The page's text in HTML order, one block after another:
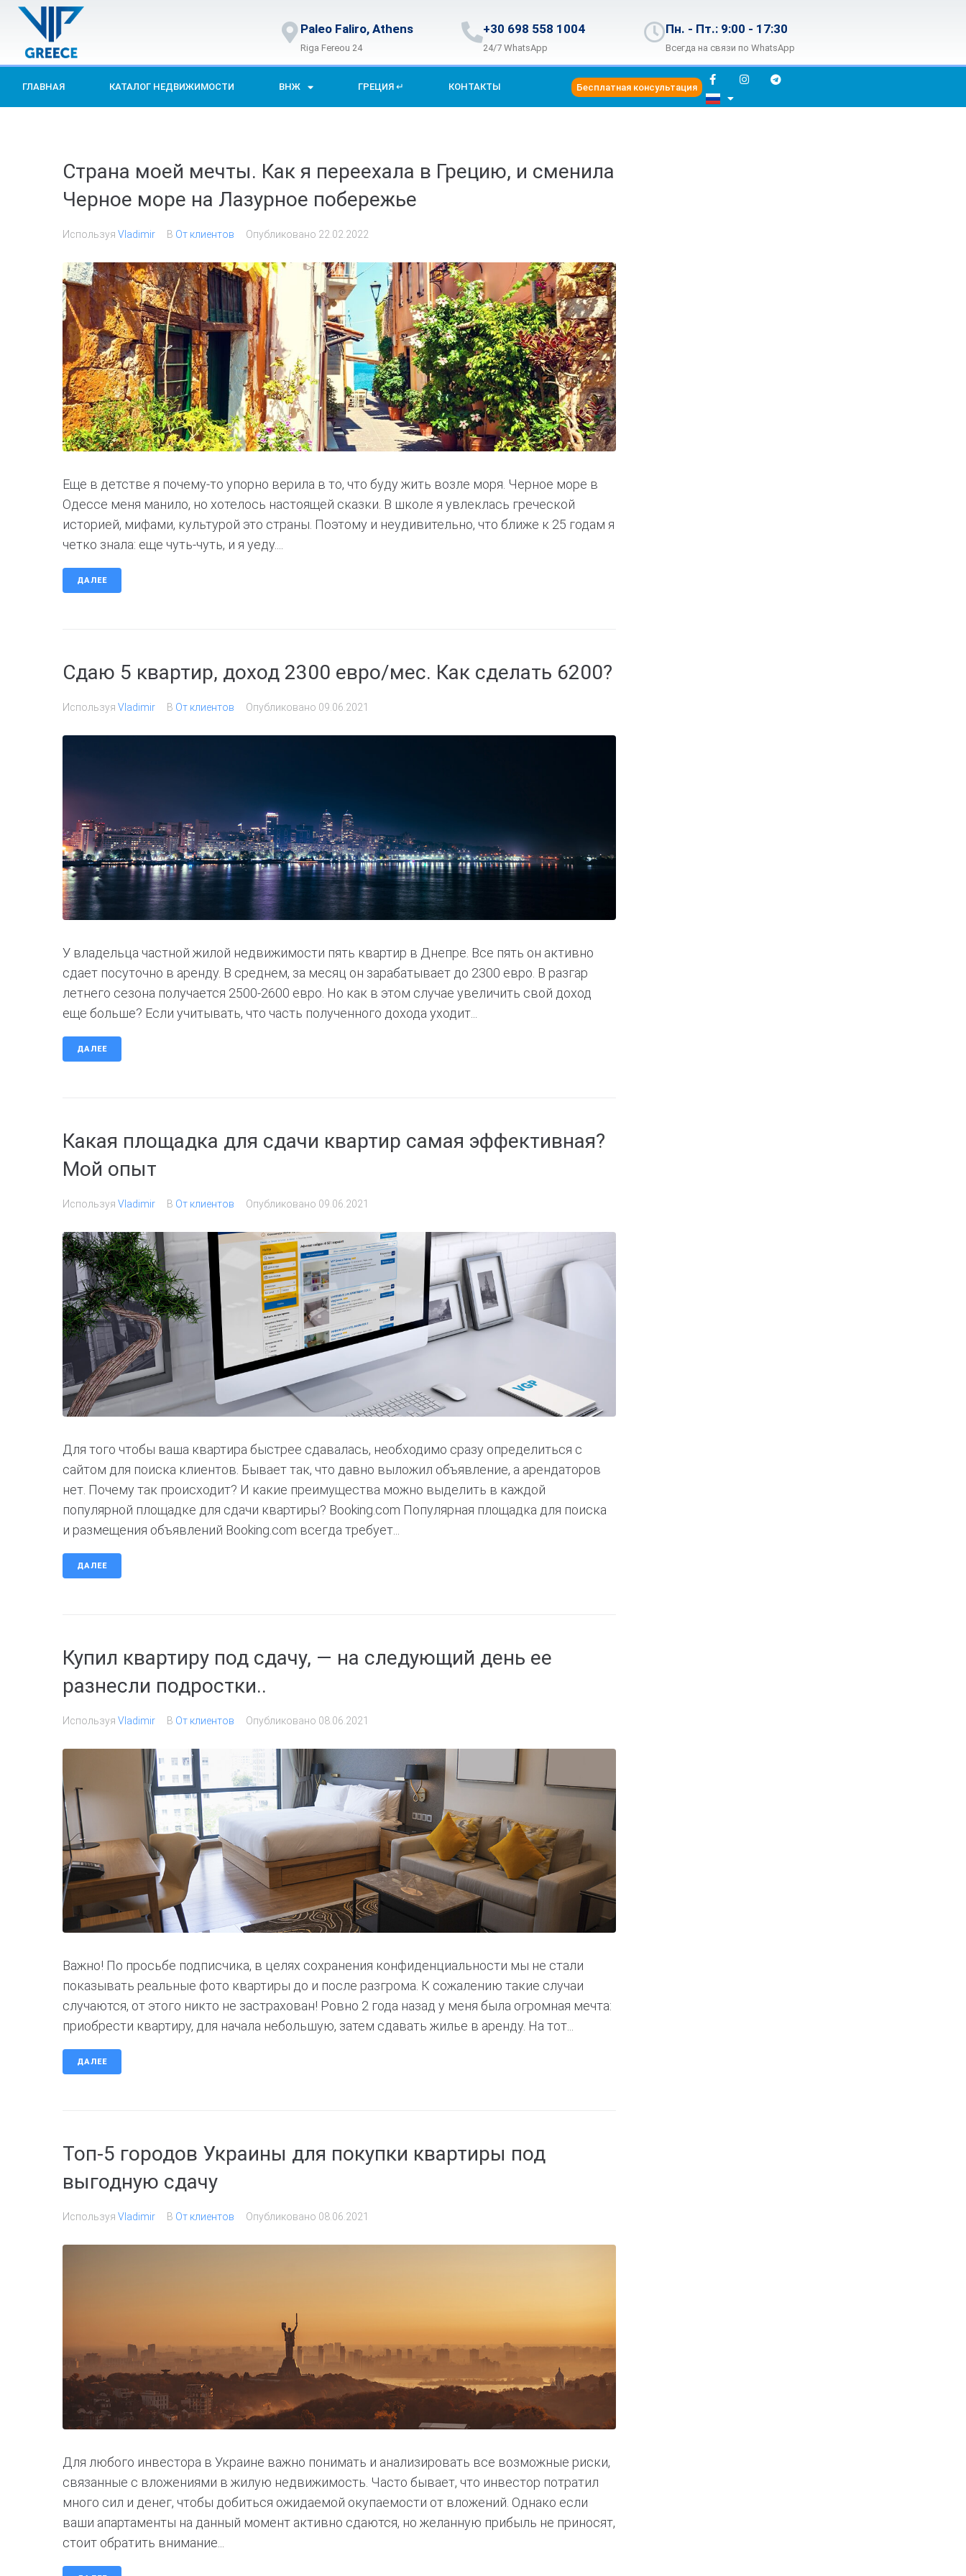
Paleo Faliro, Athens
Riga Fereou 24
+30 698 558 1004
24/7 WhatsApp
Пн. - Пт.: 9:00 - 17:30
Всегда на связи по WhatsApp
ГЛАВНАЯ КАТАЛОГ НЕДВИЖИМОСТИ ВНЖ ГРЕЦИЯ ↵ КОНТАКТЫ Бесплатная консультация
Страна моей мечты. Как я переехала в Грецию, и сменила
Черное море на Лазурное побережье
Используя Vladimir В От клиентов Опубликовано 22.02.2022
Еще в детстве я почему-то упорно верила в то, что буду жить возле моря. Черное море в
Одессе меня манило, но хотелось настоящей сказки. В школе я увлеклась греческой
историей, мифами, культурой это страны. Поэтому и неудивительно, что ближе к 25 годам я
четко знала: еще чуть-чуть, и я уеду....
ДАЛЕЕ
Сдаю 5 квартир, доход 2300 евро/мес. Как сделать 6200?
Используя Vladimir В От клиентов Опубликовано 09.06.2021
У владельца частной жилой недвижимости пять квартир в Днепре. Все пять он активно
сдает посуточно в аренду. В среднем, за месяц он зарабатывает до 2300 евро. В разгар
летнего сезона получается 2500-2600 евро. Но как в этом случае увеличить свой доход
еще больше? Если учитывать, что часть полученного дохода уходит...
ДАЛЕЕ
Какая площадка для сдачи квартир самая эффективная?
Мой опыт
Используя Vladimir В От клиентов Опубликовано 09.06.2021
Для того чтобы ваша квартира быстрее сдавалась, необходимо сразу определиться с
сайтом для поиска клиентов. Бывает так, что давно выложил объявление, а арендаторов
нет. Почему так происходит? И какие преимущества можно выделить в каждой
популярной площадке для сдачи квартиры? Booking.com Популярная площадка для поиска
и размещения объявлений Booking.com всегда требует...
ДАЛЕЕ
Купил квартиру под сдачу, — на следующий день ее
разнесли подростки..
Используя Vladimir В От клиентов Опубликовано 08.06.2021
Важно! По просьбе подписчика, в целях сохранения конфиденциальности мы не стали
показывать реальные фото квартиры до и после разгрома. К сожалению такие случаи
случаются, от этого никто не застрахован! Ровно 2 года назад у меня была огромная мечта:
приобрести квартиру, для начала небольшую, затем сдавать жилье в аренду. На тот...
ДАЛЕЕ
Топ-5 городов Украины для покупки квартиры под
выгодную сдачу
Используя Vladimir В От клиентов Опубликовано 08.06.2021
Для любого инвестора в Украине важно понимать и анализировать все возможные риски,
связанные с вложениями в жилую недвижимость. Часто бывает, что инвестор потратил
много сил и денег, чтобы добиться ожидаемой окупаемости от вложений. Однако если
ваши апартаменты на данный момент активно сдаются, но желанную прибыль не приносят,
стоит обратить внимание...